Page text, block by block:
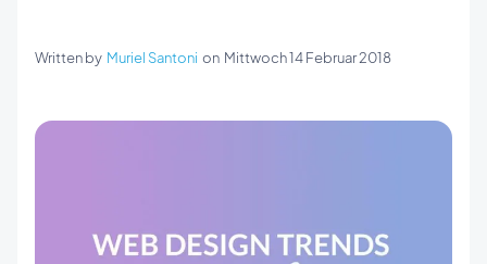
Written by Muriel Santoni on Mittwoch 14 Februar 2018